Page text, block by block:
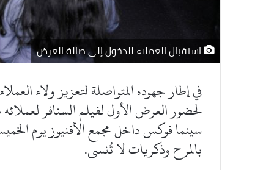
استقبال العملاء للدخول إلى صالة العرض
في إطار جهوده المتواصلة لتعزيز ولاء
بالمرح وذكريات لا تُنسى.